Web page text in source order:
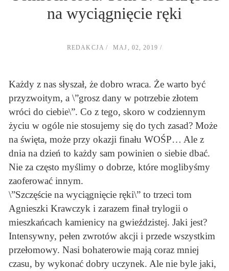
na wyciągnięcie ręki
REDAKCJA MAJ, 02, 2019
Każdy z nas słyszał, że dobro wraca. Że warto być
przyzwoitym, a \”grosz dany w potrzebie złotem
wróci do ciebie\”. Co z tego, skoro w codziennym
życiu w ogóle nie stosujemy się do tych zasad? Może
na święta, może przy okazji finału WOŚP… Ale z
dnia na dzień to każdy sam powinien o siebie dbać.
Nie za często myślimy o dobrze, które moglibyśmy
zaoferować innym.
\”Szczęście na wyciągnięcie ręki\” to trzeci tom
Agnieszki Krawczyk i zarazem finał trylogii o
mieszkańcach kamienicy na gwieździstej. Jaki jest?
Intensywny, pełen zwrotów akcji i przede wszystkim
przełomowy. Nasi bohaterowie mają coraz mniej
czasu, by wykonać dobry uczynek. Ale nie byle jaki,